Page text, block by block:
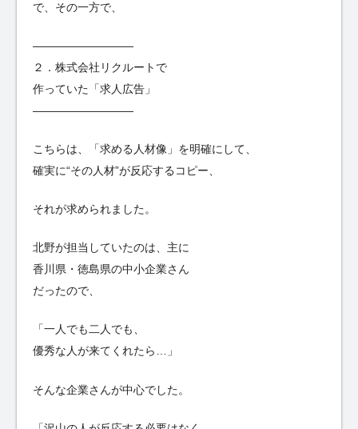
で、その一方で、
—————————
２．株式会社リクルートで
作っていた「求人広告」
—————————
こちらは、「求める人材像」を明確にして、
確実に“その人材”が反応するコピー、
それが求められました。
北野が担当していたのは、主に
香川県・徳島県の中小企業さん
だったので、
「一人でも二人でも、
優秀な人が来てくれたら…」
そんな企業さんが中心でした。